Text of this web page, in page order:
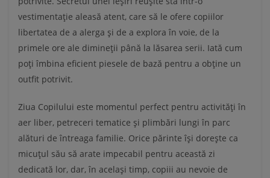
vestimentație aleasă atent, care să le ofere copiilor
libertatea de a alerga și de a explora în voie, de la
primele ore ale dimineții până la lăsarea serii. Iată cum
poți îmbina eficient piesele de bază pentru a obține un
outfit potrivit.
Ziua Copilului este momentul perfect pentru activități în
aer liber, petreceri tematice și plimbări lungi în parc
alături de întreaga familie. Orice părinte își dorește ca
micuțul său să arate impecabil pentru această zi
dedicată lor, dar, în același timp, copiii au nevoie de